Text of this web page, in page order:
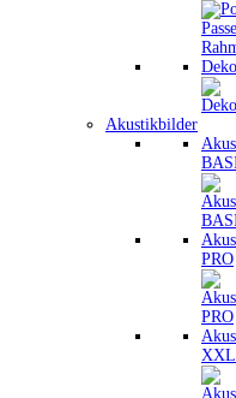
Akustikbilder
PRO
XXL